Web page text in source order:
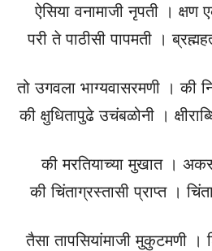
ऐसिया वनामाजी नृपती । क्षण
परी ते पाठीसी पापमती ।
तो उगवला भाग्यवासरमणी । की
की क्षुधितापुढे उचंबळोनी ।
की मरतियाच्या मुखात ।
की चिंताग्रस्तासी प्राप्त ।
तैसा तापसियांमाजी मुकुटमणी ।